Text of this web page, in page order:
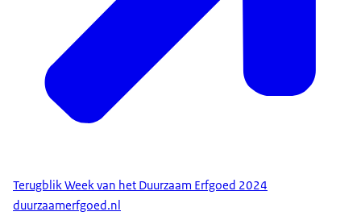
Terugblik Week van het Duurzaam Erfgoed 2024
duurzaamerfgoed.nl